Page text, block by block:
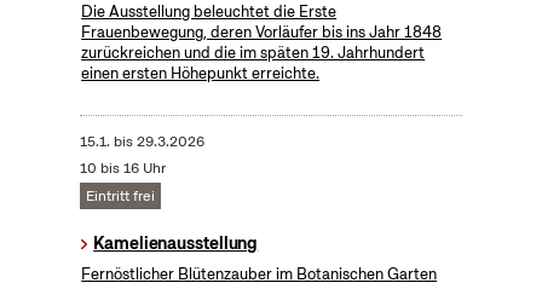
Die Ausstellung beleuchtet die Erste
Frauenbewegung, deren Vorläufer bis ins Jahr 1848
zurückreichen und die im späten 19. Jahrhundert
einen ersten Höhepunkt erreichte.
15.1. bis29.3.2026
10 bis 16 Uhr
Eintritt frei
Kamelienausstellung
Fernöstlicher Blütenzauber im Botanischen Garten